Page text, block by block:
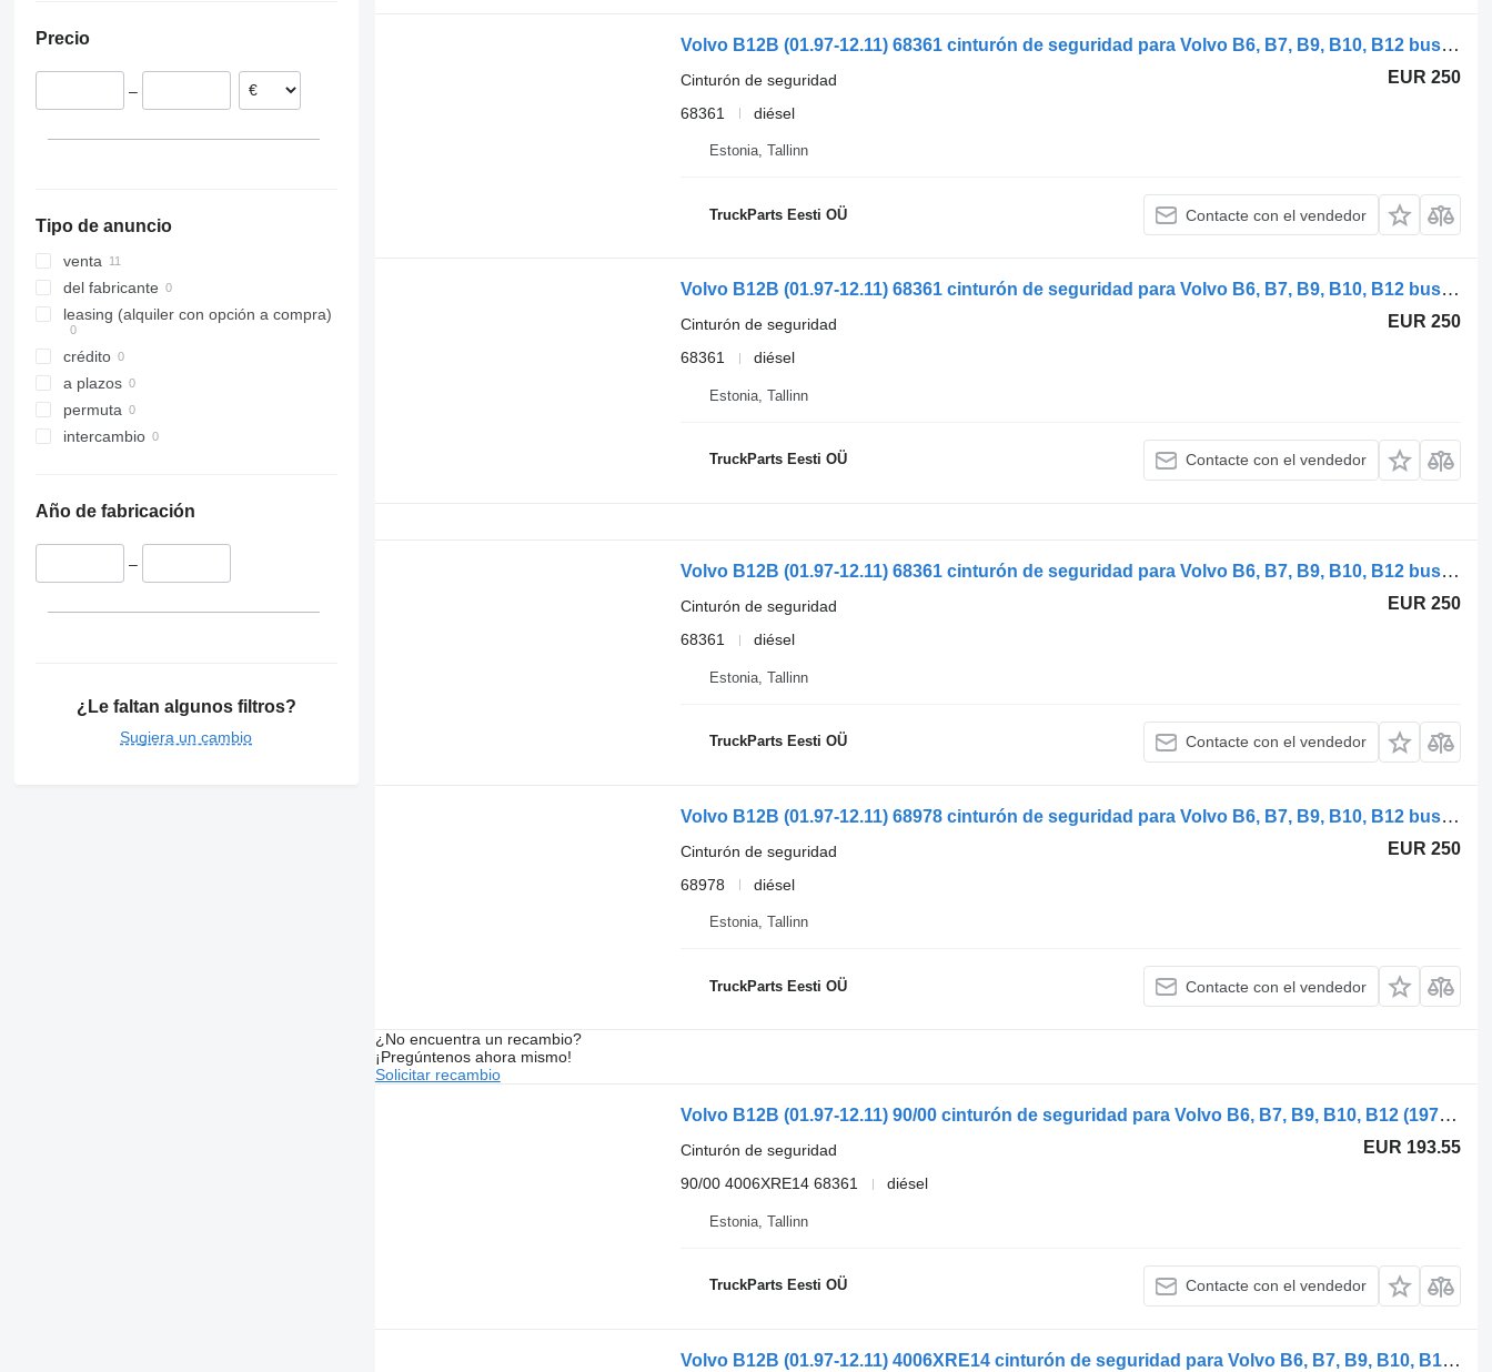
Precio
–
Tipo de anuncio
venta
del fabricante
leasing (alquiler con opción a compra)
crédito
a plazos
permuta
intercambio
Año de fabricación
–
¿Le faltan algunos filtros?
Sugiera un cambio
Volvo B12B (01.97-12.11) 68361 cinturón de seguridad para Volvo B6, B7, B9, B10, B12 bus (1978-2011) autobús
EUR 250
Cinturón de seguridad
68361
diésel
Estonia, Tallinn
TruckParts Eesti OÜ Contacte con el vendedor
Volvo B12B (01.97-12.11) 68361 cinturón de seguridad para Volvo B6, B7, B9, B10, B12 bus (1978-2011) autobús
EUR 250
Cinturón de seguridad
68361
diésel
Estonia, Tallinn
TruckParts Eesti OÜ Contacte con el vendedor
Volvo B12B (01.97-12.11) 68361 cinturón de seguridad para Volvo B6, B7, B9, B10, B12 bus (1978-2011) autobús
EUR 250
Cinturón de seguridad
68361
diésel
Estonia, Tallinn
TruckParts Eesti OÜ Contacte con el vendedor
Volvo B12B (01.97-12.11) 68978 cinturón de seguridad para Volvo B6, B7, B9, B10, B12 bus (1978-2011) autobús
EUR 250
Cinturón de seguridad
68978
diésel
Estonia, Tallinn
TruckParts Eesti OÜ Contacte con el vendedor
¿No encuentra un recambio?
¡Pregúntenos ahora mismo!
Solicitar recambio
Volvo B12B (01.97-12.11) 90/00 cinturón de seguridad para Volvo B6, B7, B9, B10, B12 (1978-2011) autobús
EUR 193.55
Cinturón de seguridad
90/00 4006XRE14 68361
diésel
Estonia, Tallinn
TruckParts Eesti OÜ Contacte con el vendedor
Volvo B12B (01.97-12.11) 4006XRE14 cinturón de seguridad para Volvo B6, B7, B9, B10, B12 bus (1978-2011) autobús